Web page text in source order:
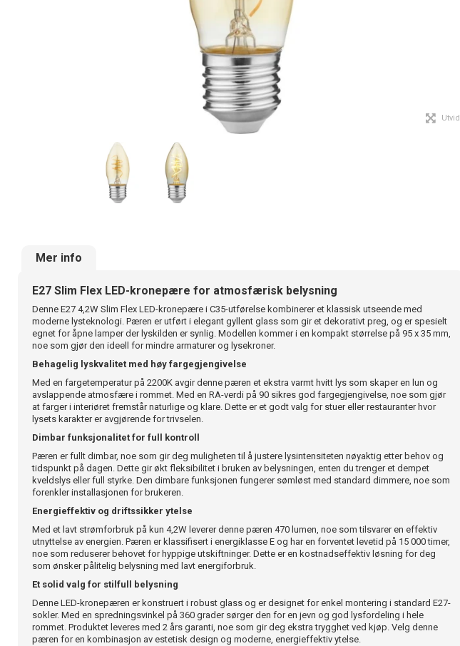
Utvid
Mer info
E27 Slim Flex LED-kronepære for atmosfærisk belysning
Denne E27 4,2W Slim Flex LED-kronepære i C35-utførelse kombinerer et klassisk utseende med
moderne lysteknologi. Pæren er utført i elegant gyllent glass som gir et dekorativt preg, og er spesielt
egnet for åpne lamper der lyskilden er synlig. Modellen kommer i en kompakt størrelse på 95 x 35 mm,
noe som gjør den ideell for mindre armaturer og lysekroner.
Behagelig lyskvalitet med høy fargegjengivelse
Med en fargetemperatur på 2200K avgir denne pæren et ekstra varmt hvitt lys som skaper en lun og
avslappende atmosfære i rommet. Med en RA-verdi på 90 sikres god fargegjengivelse, noe som gjør
at farger i interiøret fremstår naturlige og klare. Dette er et godt valg for stuer eller restauranter hvor
lysets karakter er avgjørende for trivselen.
Dimbar funksjonalitet for full kontroll
Pæren er fullt dimbar, noe som gir deg muligheten til å justere lysintensiteten nøyaktig etter behov og
tidspunkt på dagen. Dette gir økt fleksibilitet i bruken av belysningen, enten du trenger et dempet
kveldslys eller full styrke. Den dimbare funksjonen fungerer sømløst med standard dimmere, noe som
forenkler installasjonen for brukeren.
Energieffektiv og driftssikker ytelse
Med et lavt strømforbruk på kun 4,2W leverer denne pæren 470 lumen, noe som tilsvarer en effektiv
utnyttelse av energien. Pæren er klassifisert i energiklasse E og har en forventet levetid på 15 000 timer,
noe som reduserer behovet for hyppige utskiftninger. Dette er en kostnadseffektiv løsning for deg
som ønsker pålitelig belysning med lavt energiforbruk.
Et solid valg for stilfull belysning
Denne LED-kronepæren er konstruert i robust glass og er designet for enkel montering i standard E27-
sokler. Med en spredningsvinkel på 360 grader sørger den for en jevn og god lysfordeling i hele
rommet. Produktet leveres med 2 års garanti, noe som gir deg ekstra trygghet ved kjøp. Velg denne
pæren for en kombinasjon av estetisk design og moderne, energieffektiv ytelse.